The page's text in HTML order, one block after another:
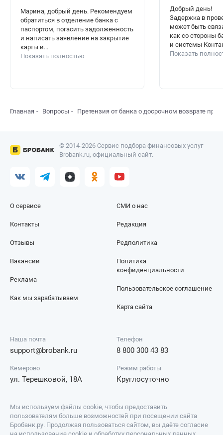
Марина, добрый день. Рекомендуем
обратиться в отделение банка с
паспортом, погасить задолженность
и написать заявление на закрытие
карты и...
Показать полностью
Добрый день!
Задержка в
может быть
как со стороны
и системы
Показать
Главная Вопросы Претензия от банка о досрочном возврате
© 2014-2026 Сервис подбора финансовых услуг
Brobank.ru, официальный сайт.
О сервисе
Контакты
Отзывы
СМИ о нас
Редакция
Редполитика
Вакансии
Реклама
Как мы зарабатываем
Политика
конфиденциальности
Пользовательское соглашение
Карта сайта
Наша почта
support@brobank.ru
Телефон
8 800 300 43 83
Кемерово
ул. Терешковой, 18А
Режим работы
Круглосуточно
Мы используем файлы cookie, чтобы предоставить
пользователям больше возможностей при посещении сайта
Бробанк.ру. Продолжая пользоваться сайтом, вы даёте согласие